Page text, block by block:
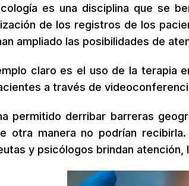
es una disciplina que se
de los registros de los
ampliado las posibilidades de
claro es el uso de la terapia
a través de
permitido derribar barreras
otra manera no podrían
y psicólogos brindan